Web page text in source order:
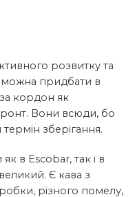
розвитку та
можна придбати в
за кордон як
Вони всюди, бо
зберігання.
в Escobar, так і в
Є кава з
різного помелу,